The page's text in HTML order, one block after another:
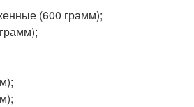
(600 грамм);